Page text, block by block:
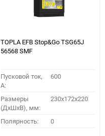
TOPLA EFB Stop&Go TSG65J
56568 SMF
Пусковой ток,
A:
600
Размеры
(ДхШхВ), мм:
230x172x220
Полярность: 0